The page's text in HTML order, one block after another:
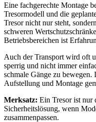
Eine fachgerechte Montage
Tresormodell und die
Tresor nicht nur steht,
schweren
Betriebsbereichen ist
Auch der Transport wird oft
sperrig und nicht immer
schmale Gänge zu
Aufstellung und Montage
Merksatz: Ein Tresor ist nur
Sicherheitslösung, wenn
zusammenpassen.